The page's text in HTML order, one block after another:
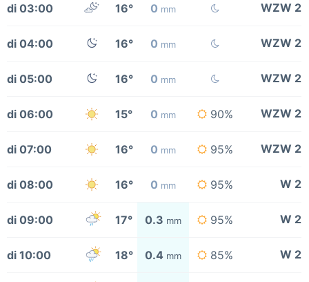
di 03:00 16° 0 mm WZW 2
di 04:00 16° 0 mm WZW 2
di 05:00 16° 0 mm WZW 2
di 06:00 15° 0 mm 90% WZW 2
di 07:00 16° 0 mm 95% WZW 2
di 08:00 16° 0 mm 95% W 2
di 09:00 17° 0.3 mm 95% W 2
di 10:00 18° 0.4 mm 85% W 2